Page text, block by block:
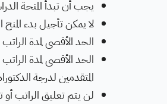
يجب أن تبدأ المنحة
لا يمكن تأجيل بدء
الحد الأقصى لمدة
المتقدمين لدرجة
لن يتم تعليق الراتب